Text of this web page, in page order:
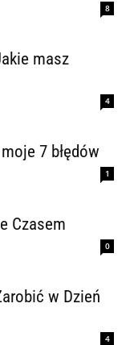
8
masz
4
7 błędów
1
Czasem
0
w Dzień
4